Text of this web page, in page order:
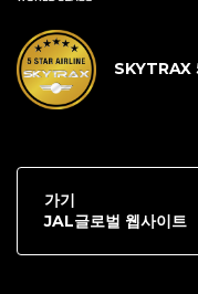
가기
JAL글로벌 웹사이트